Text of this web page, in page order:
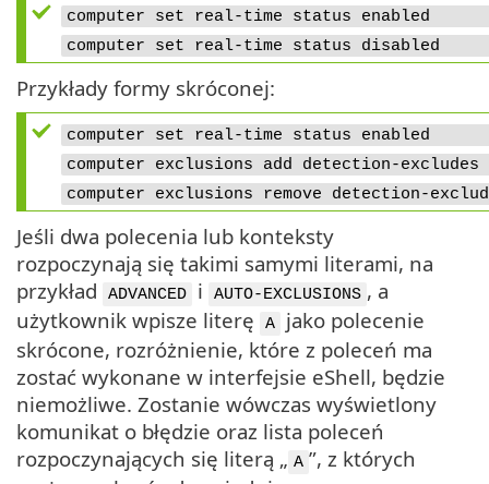
computer set real-time status
computer set real-time status
Przykłady formy skróconej:
computer set real-time status
computer exclusions add detection-
computer exclusions remove
Jeśli dwa polecenia lub konteksty
rozpoczynają się takimi samymi literami, na
przykład
ADVANCED i AUTO-EXCLUSIONS , a
użytkownik wpisze literę
A
jako polecenie
skrócone, rozróżnienie, które z poleceń ma
zostać wykonane w interfejsie eShell, będzie
niemożliwe. Zostanie wówczas wyświetlony
komunikat o błędzie oraz lista poleceń
rozpoczynających się literą „ A ”, z których